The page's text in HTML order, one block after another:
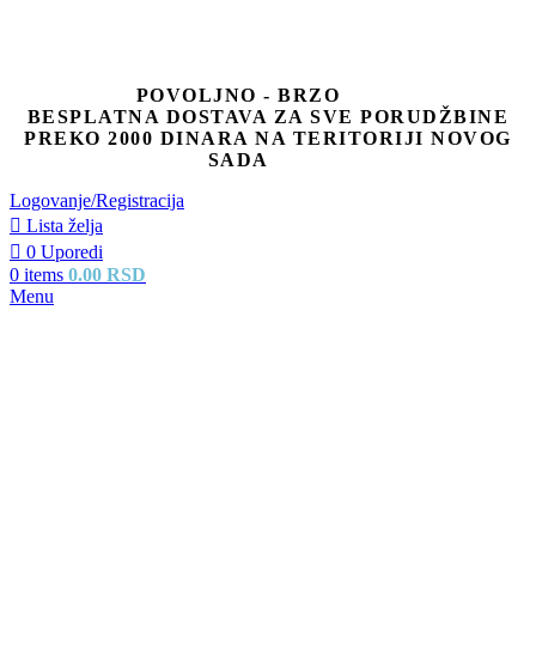
POVOLJNO - BRZO
BESPLATNA DOSTAVA ZA SVE PORUDŽBINE
PREKO 2000 DINARA NA TERITORIJI NOVOG
SADA
Logovanje/Registracija
Lista želja
0 Uporedi
0 items 0.00 RSD
Menu